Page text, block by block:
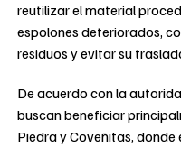
reutilizar el material
espolones deteriorados,
residuos y evitar su
De acuerdo con la
buscan beneficiar
Piedra y Coveñitas,